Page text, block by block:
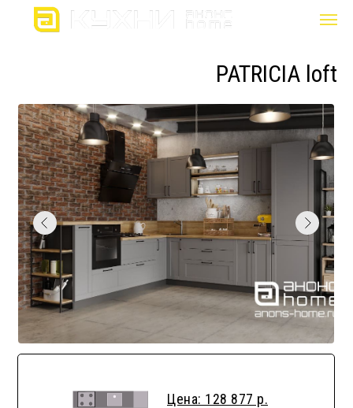
PATRICIA loft
Цена: 128 877 р.